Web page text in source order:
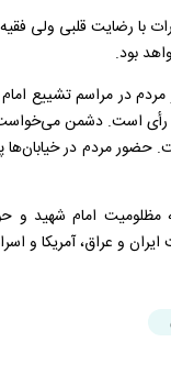
با رضایت قلبی ولی فقیه
بود.
مردم در مراسم تشییع
است. دشمن می‌خواست
مردم در خیابان‌ها
مظلومیت امام شهید و
و عراق، آمریکا و